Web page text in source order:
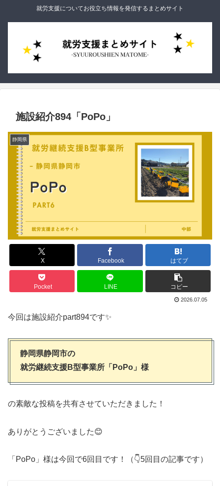
就労支援についてお役立ち情報を発信するまとめサイト
施設紹介894「PoPo」
静岡県
X Facebook はてブ
Pocket LINE コピー
2026.07.05
今回は施設紹介part894です✨
静岡県静岡市の
就労継続支援B型事業所「PoPo」様
の素敵な投稿を共有させていただきました！
ありがとうございました😊
「PoPo」様は今回で6回目です！（👇5回目の記事です）